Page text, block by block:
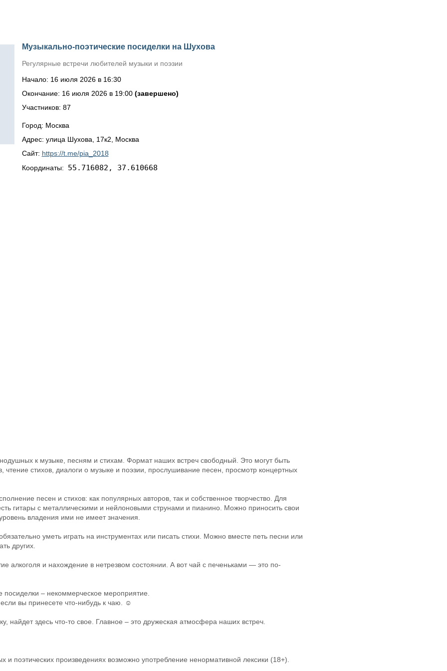
Музыкально-поэтические посиделки на Шухова
Регулярные встречи любителей музыки и поэзии
Начало: 16 июля 2026 в 16:30
Окончание: 16 июля 2026 в 19:00 (завершено)
Участников: 87
Город: Москва
Адрес: улица Шухова, 17к2, Москва
Сайт: https://t.me/pia_2018
Координаты: 55.716082, 37.610668
к музыке, песням и стихам. Формат наших встреч свободный. Это могут быть
чтение стихов, диалоги о музыке и поэзии, прослушивание песен, просмотр концертных
песен и стихов: как популярных авторов, так и собственное творчество. Для
гитары с металлическими и нейлоновыми струнами и пианино. Можно приносить свои
владения ими не имеет значения.
уметь играть на инструментах или писать стихи. Можно вместе петь песни или
других.
алкоголя и нахождение в нетрезвом состоянии. А вот чай с печеньками — это по-
посиделки – некоммерческое мероприятие.
вы принесете что-нибудь к чаю. ☺
найдет здесь что-то свое. Главное – это дружеская атмосфера наших встреч.
и поэтических произведениях возможно употребление ненормативной лексики (18+).